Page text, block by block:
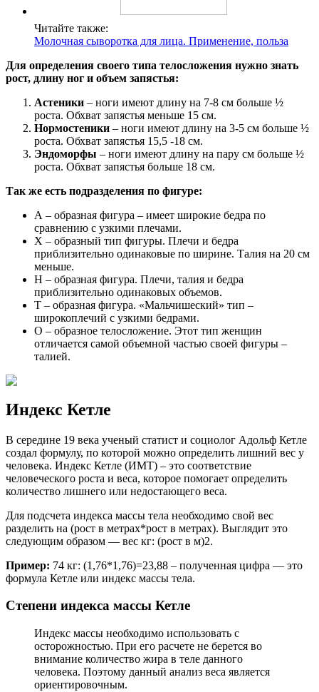
Читайте также:
Молочная сыворотка для лица. Применение, польза
Для определения своего типа телосложения нужно знать
рост, длину ног и объем запястья:
Астеники – ноги имеют длину на 7-8 см больше ½
роста. Обхват запястья меньше 15 см.
Нормостеники – ноги имеют длину на 3-5 см больше ½
роста. Обхват запястья 15,5 -18 см.
Эндоморфы – ноги имеют длину на пару см больше ½
роста. Обхват запястья больше 18 см.
Так же есть подразделения по фигуре:
А – образная фигура – имеет широкие бедра по
сравнению с узкими плечами.
Х – образный тип фигуры. Плечи и бедра
приблизительно одинаковые по ширине. Талия на 20 см
меньше.
Н – образная фигура. Плечи, талия и бедра
приблизительно одинаковых объемов.
Т – образная фигура. «Мальчишеский» тип –
широкоплечий с узкими бедрами.
О – образное телосложение. Этот тип женщин
отличается самой объемной частью своей фигуры –
талией.
Индекс Кетле
В середине 19 века ученый статист и социолог Адольф Кетле
создал формулу, по которой можно определить лишний вес у
человека. Индекс Кетле (ИМТ) – это соответствие
человеческого роста и веса, которое помогает определить
количество лишнего или недостающего веса.
Для подсчета индекса массы тела необходимо свой вес
разделить на (рост в метрах*рост в метрах). Выглядит это
следующим образом — вес кг: (рост в м)2.
Пример: 74 кг: (1,76*1,76)=23,88 – полученная цифра — это
формула Кетле или индекс массы тела.
Степени индекса массы Кетле
Индекс массы необходимо использовать с
осторожностью. При его расчете не берется во
внимание количество жира в теле данного
человека. Поэтому данный анализ веса является
ориентировочным.